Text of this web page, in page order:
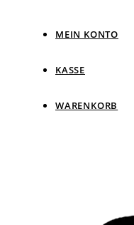
MEIN KONTO
KASSE
WARENKORB